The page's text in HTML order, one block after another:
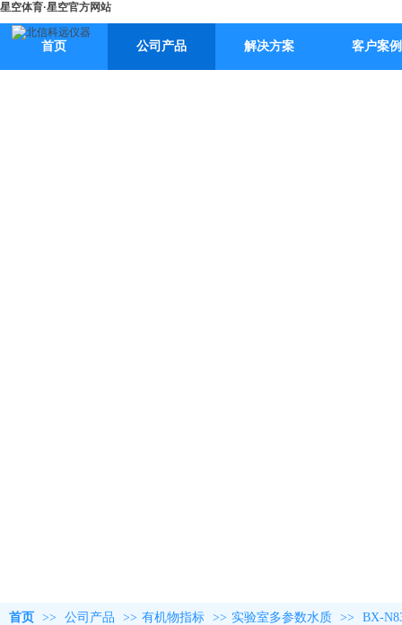
星空体育·星空官方网站
首页 公司产品 解决方案 客户案例
首页 >> 公司产品 >> 有机物指标 >> 实验室多参数水质 >> BX-